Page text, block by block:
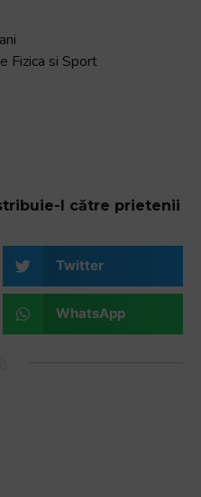
Fizica si Sport
l către prietenii
Twitter
WhatsApp